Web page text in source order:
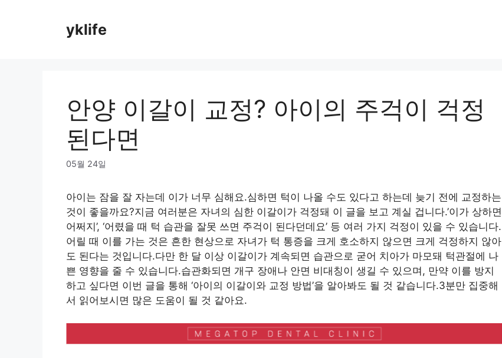
yklife
안양 이갈이 교정? 아이의 주걱이 걱정
된다면
05월 24일
아이는 잠을 잘 자는데 이가 너무 심해요.심하면 턱이 나올 수도 있다고 하는데 늦기 전에 교정하는
것이 좋을까요?지금 여러분은 자녀의 심한 이갈이가 걱정돼 이 글을 보고 계실 겁니다.’이가 상하면
어쩌지’, ‘어렸을 때 턱 습관을 잘못 쓰면 주걱이 된다던데요’ 등 여러 가지 걱정이 있을 수 있습니다.
어릴 때 이를 가는 것은 흔한 현상으로 자녀가 턱 통증을 크게 호소하지 않으면 크게 걱정하지 않아
도 된다는 것입니다.다만 한 달 이상 이갈이가 계속되면 습관으로 굳어 치아가 마모돼 턱관절에 나
쁜 영향을 줄 수 있습니다.습관화되면 개구 장애나 안면 비대칭이 생길 수 있으며, 만약 이를 방지
하고 싶다면 이번 글을 통해 ‘아이의 이갈이와 교정 방법’을 알아봐도 될 것 같습니다.3분만 집중해
서 읽어보시면 많은 도움이 될 것 같아요.